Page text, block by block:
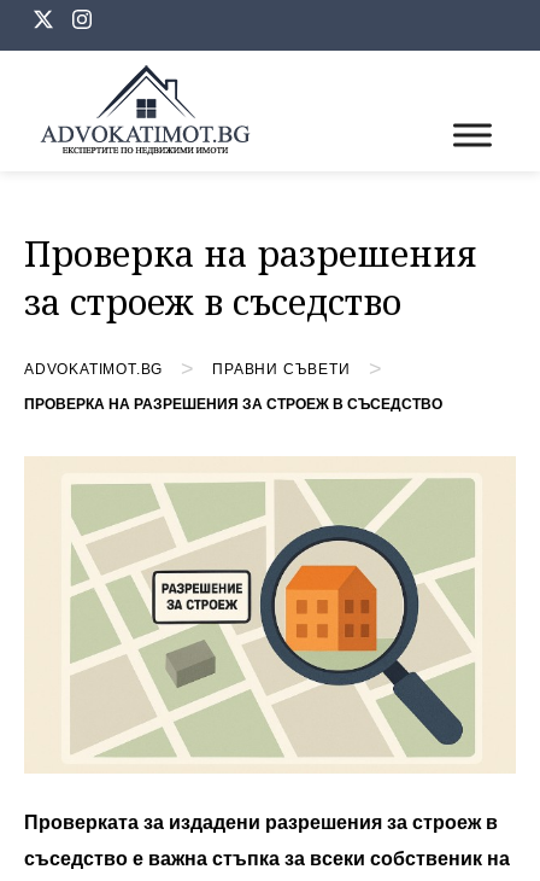
Skip
to
Проверка на разрешения
за строеж в съседство
ADVOKATIMOT.BG > ПРАВНИ СЪВЕТИ >
ПРОВЕРКА НА РАЗРЕШЕНИЯ ЗА СТРОЕЖ В СЪСЕДСТВО
Проверката за издадени разрешения за строеж в
съседство е важна стъпка за всеки собственик на